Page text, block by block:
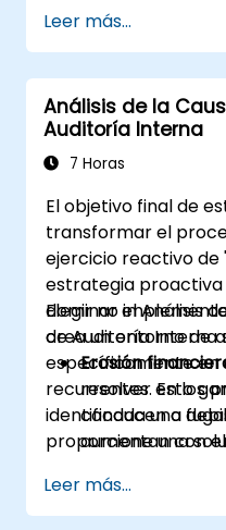
Desarrollar e
efectivas de
Integrar el RCA
mejora y
Leer más...
Análisis de la
Auditoría Interna
7 Horas
El objetivo final de
transformar el
ejercicio reactivo de
estrategia proactiva
dominar el Análisis
de Auditoría Interna
específicamente en
recurrentes. Esto
identificada una
proporcione una
integridad financiera
Elegir no
crea un entorno de
Erosión
resolver en los
conducen a
aumentan con
dedican un 40 %
reaumitar los
Leer más...